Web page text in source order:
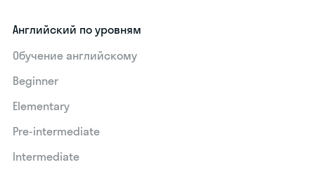
Английский по уровням
Обучение английскому
Beginner
Elementary
Pre-intermediate
Intermediate